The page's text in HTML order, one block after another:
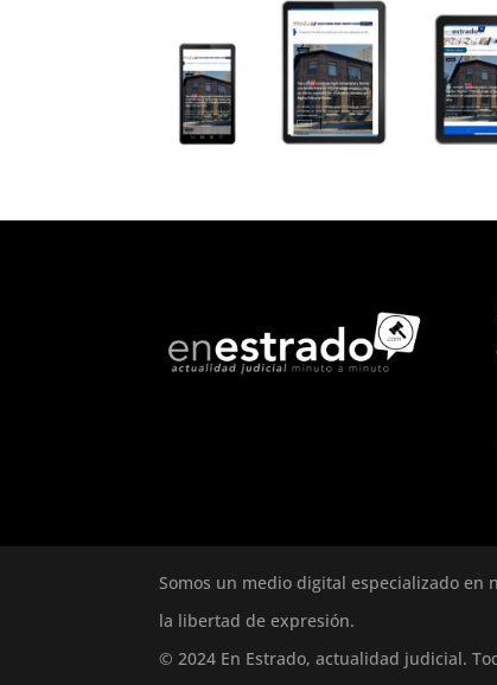
Somos un medio digital especializado
la libertad de expresión.
© 2024 En Estrado, actualidad judicial.